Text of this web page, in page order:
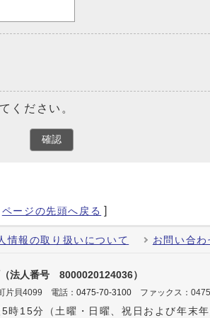
ください。
確認
ページの先頭へ戻る ]
情報の取り扱いについて お問い合わ
（法人番号 8000020124036）
片貝4099 電話： 0475-70-3100 ファックス：
時15分（土曜・日曜、祝日および年末年